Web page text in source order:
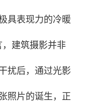
具表现力的冷暖
建筑摄影并非
扰后，通过光影
照片的诞生，正